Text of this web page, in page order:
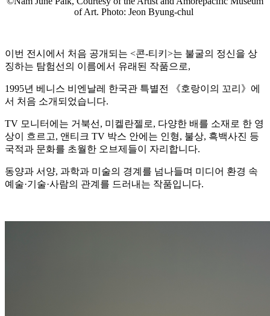
of Art. Photo: Jeon Byung-chul
이번 전시에서 처음 공개되는 <콘-티키>는 불굴의 정신을 상
징하는 탐험선의 이름에서 유래된 작품으로,
1995년 베니스 비엔날레 한국관 특별전 《호랑이의 꼬리》에
서 처음 소개되었습니다.
TV 모니터에는 거북선, 미켈란젤로, 다양한 배를 소재로 한 영
상이 흐르고, 앤티크 TV 박스 안에는 인형, 불상, 흑백사진 등
국적과 문화를 초월한 오브제들이 자리합니다.
동양과 서양, 과학과 미술의 경계를 넘나들며 미디어 환경 속
예술·기술·사람의 관계를 드러내는 작품입니다.